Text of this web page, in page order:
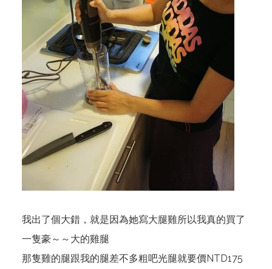
我出了個大錯，就是因為她寫大腿雞所以我真的買了
一隻豪～～大的雞腿
那隻雞的腿跟我的腿差不多粗吧光腿就要價NTD175